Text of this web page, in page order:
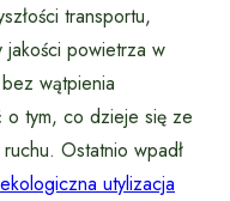
transportu,
powietrza w
wątpienia
o tym, co dzieje się ze
Ostatnio wpadł
ekologiczna utylizacja